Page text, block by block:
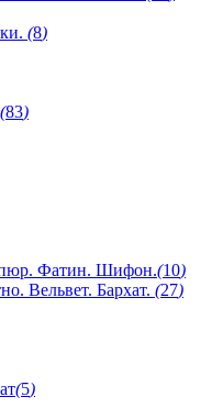
(8)
(83)
Фатин. Шифон.(10)
Вельвет. Бархат. (27)
(5)